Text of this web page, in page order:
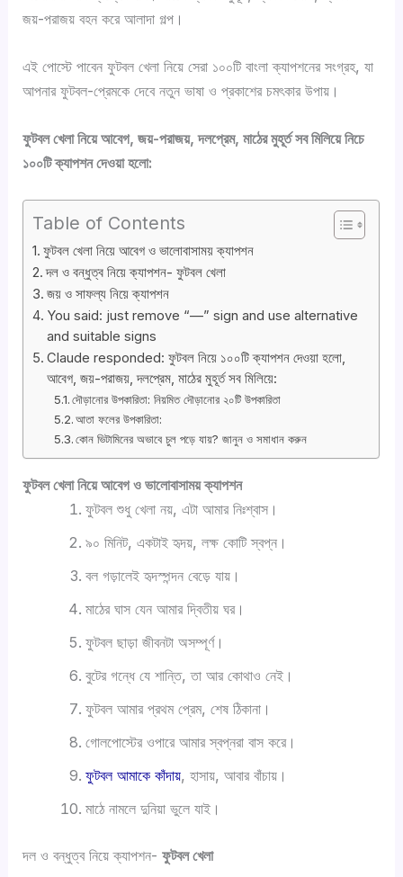
জয়-পরাজয় বহন করে আলাদা গল্প।
এই পোস্টে পাবেন ফুটবল খেলা নিয়ে সেরা ১০০টি বাংলা ক্যাপশনের সংগ্রহ, যা
আপনার ফুটবল-প্রেমকে দেবে নতুন ভাষা ও প্রকাশের চমৎকার উপায়।
ফুটবল খেলা নিয়ে আবেগ, জয়-পরাজয়, দলপ্রেম, মাঠের মুহূর্ত সব মিলিয়ে নিচে
১০০টি ক্যাপশন দেওয়া হলো:
Table of Contents
ফুটবল খেলা নিয়ে আবেগ ও ভালোবাসাময় ক্যাপশন
দল ও বন্ধুত্ব নিয়ে ক্যাপশন- ফুটবল খেলা
জয় ও সাফল্য নিয়ে ক্যাপশন
You said: just remove “—” sign and use alternative
and suitable signs
Claude responded: ফুটবল নিয়ে ১০০টি ক্যাপশন দেওয়া হলো,
আবেগ, জয়-পরাজয়, দলপ্রেম, মাঠের মুহূর্ত সব মিলিয়ে:
দৌড়ানোর উপকারিতা: নিয়মিত দৌড়ানোর ২০টি উপকারিতা
আতা ফলের উপকারিতা:
কোন ভিটামিনের অভাবে চুল পড়ে যায়? জানুন ও সমাধান করুন
ফুটবল খেলা নিয়েআবেগ ও ভালোবাসাময় ক্যাপশন
ফুটবল শুধু খেলা নয়, এটা আমার নিঃশ্বাস।
৯০ মিনিট, একটাই হৃদয়, লক্ষ কোটি স্বপ্ন।
বল গড়ালেই হৃদস্পন্দন বেড়ে যায়।
মাঠের ঘাস যেন আমার দ্বিতীয় ঘর।
ফুটবল ছাড়া জীবনটা অসম্পূর্ণ।
বুটের গন্ধে যে শান্তি, তা আর কোথাও নেই।
ফুটবল আমার প্রথম প্রেম, শেষ ঠিকানা।
গোলপোস্টের ওপারে আমার স্বপ্নরা বাস করে।
ফুটবল আমাকে কাঁদায়, হাসায়, আবার বাঁচায়।
মাঠে নামলে দুনিয়া ভুলে যাই।
দল ও বন্ধুত্ব নিয়ে ক্যাপশন-ফুটবল খেলা